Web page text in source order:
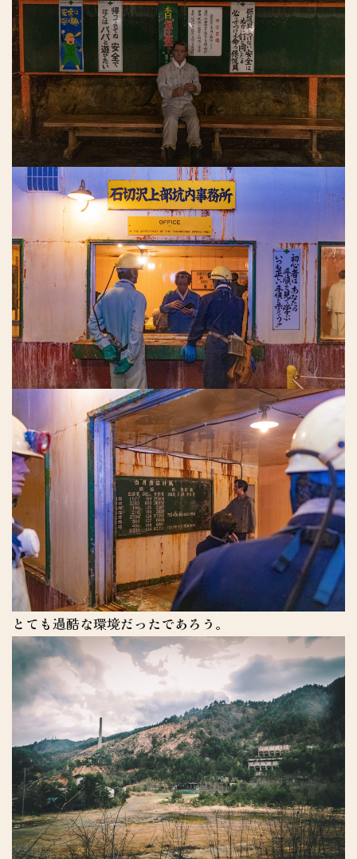
とても過酷な環境だったであろう。